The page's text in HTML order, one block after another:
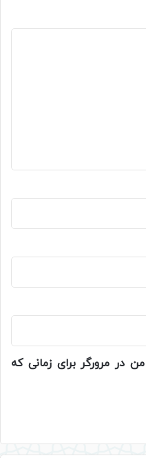
در مرورگر برای زمانی که